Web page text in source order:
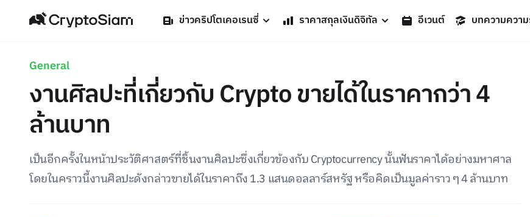
ข่าวคริปโตเคอเรนซี่ ราคาสกุลเงินดิจิทัล อีเวนต์ บทความควา
General
งานศิลปะที่เกี่ยวกับ Crypto ขายได้ในราคากว่า 4
ล้านบาท
เป็นอีกครั้งในหน้าประวัติศาสตร์ที่ชิ้นงานศิลปะซึ่งเกี่ยวข้องกับ Cryptocurrency นั้นฟันราคาได้อย่างมหาศาล
โดยในคราวนี้งานศิลปะดังกล่าวขายได้ในราคาถึง 1.3 แสนดอลลาร์สหรัฐ หรือคิดเป็นมูลค่าราว ๆ 4 ล้านบาท